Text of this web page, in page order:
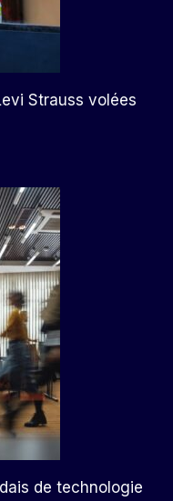
Strauss volées
de technologie